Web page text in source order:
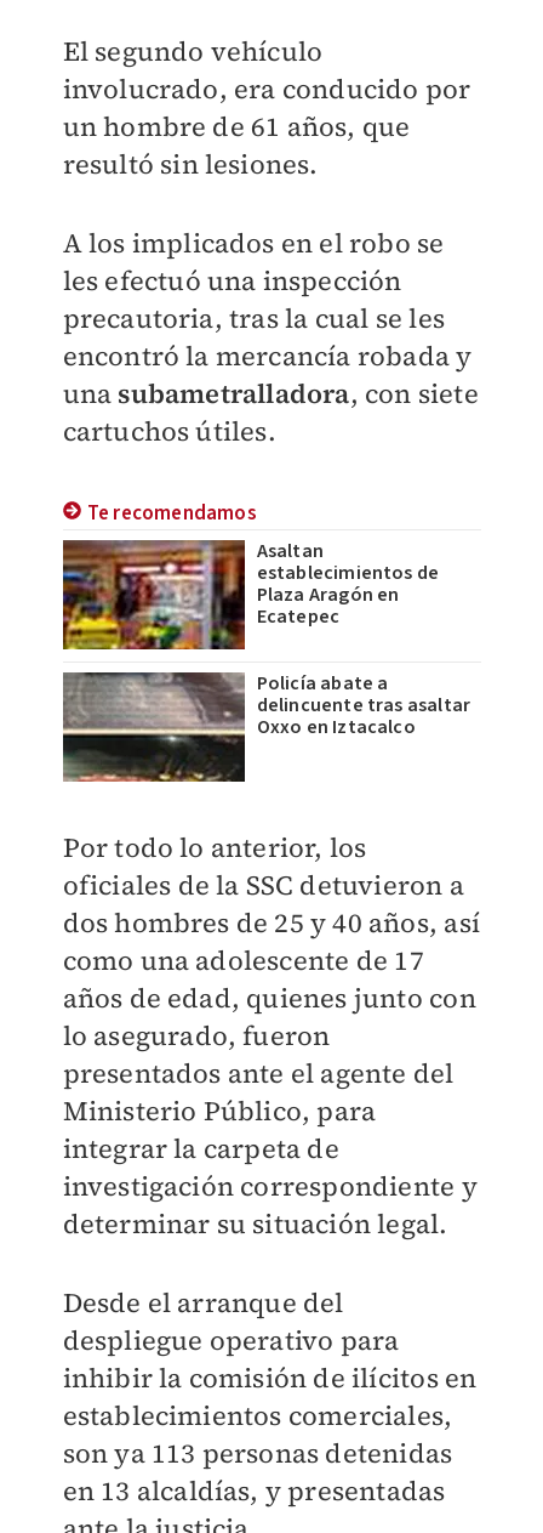
El segundo vehículo
involucrado, era conducido por
un hombre de 61 años, que
resultó sin lesiones.
A los implicados en el robo se
les efectuó una inspección
precautoria, tras la cual se les
encontró la mercancía robada y
una subametralladora, con siete
cartuchos útiles.
Te recomendamos
Asaltan
establecimientos de
Plaza Aragón en
Ecatepec
Policía abate a
delincuente tras asaltar
Oxxo en Iztacalco
Por todo lo anterior, los
oficiales de la SSC detuvieron a
dos hombres de 25 y 40 años, así
como una adolescente de 17
años de edad, quienes junto con
lo asegurado, fueron
presentados ante el agente del
Ministerio Público, para
integrar la carpeta de
investigación correspondiente y
determinar su situación legal.
Desde el arranque del
despliegue operativo para
inhibir la comisión de ilícitos en
establecimientos comerciales,
son ya 113 personas detenidas
en 13 alcaldías, y presentadas